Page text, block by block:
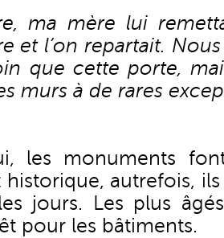
ma mère lui
et l’on repartait.
que cette porte,
murs à de rares
les monuments
autrefois,
jours. Les plus
pour les bâtiments.